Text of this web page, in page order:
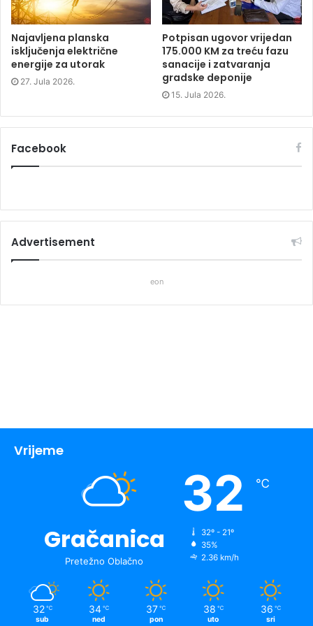
Najavljena planska
isključenja električne
energije za utorak
27. Jula 2026.
Potpisan ugovor vrijedan
175.000 KM za treću fazu
sanacije i zatvaranja
gradske deponije
15. Jula 2026.
Facebook
Advertisement
eon
Vrijeme
Gračanica
Pretežno Oblačno
32 ℃
32º - 21º
35%
2.36 km/h
32 ℃
sub
34 ℃
ned
37 ℃
pon
38 ℃
uto
36 ℃
sri